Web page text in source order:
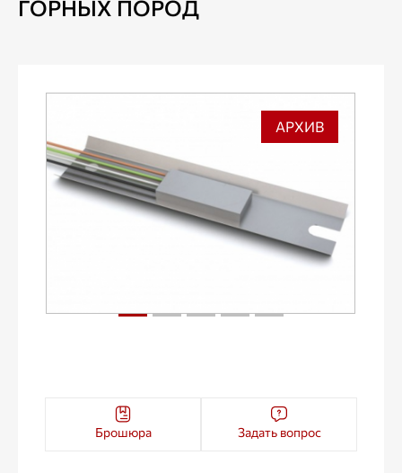
ГОРНЫХ ПОРОД
АРХИВ
Брошюра Задать вопрос